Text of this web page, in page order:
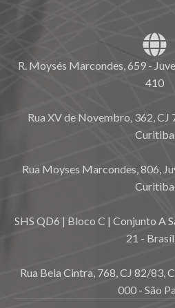
R. Moysés Marcondes, 659 -
410
Rua XV de Novembro, 362, CJ
Curitiba
Rua Moyses Marcondes, 806,
Curitiba
SHS QD6 | Bloco C | Conjunto A
21 -
Rua Bela Cintra, 768, CJ 82/83,
000 - São